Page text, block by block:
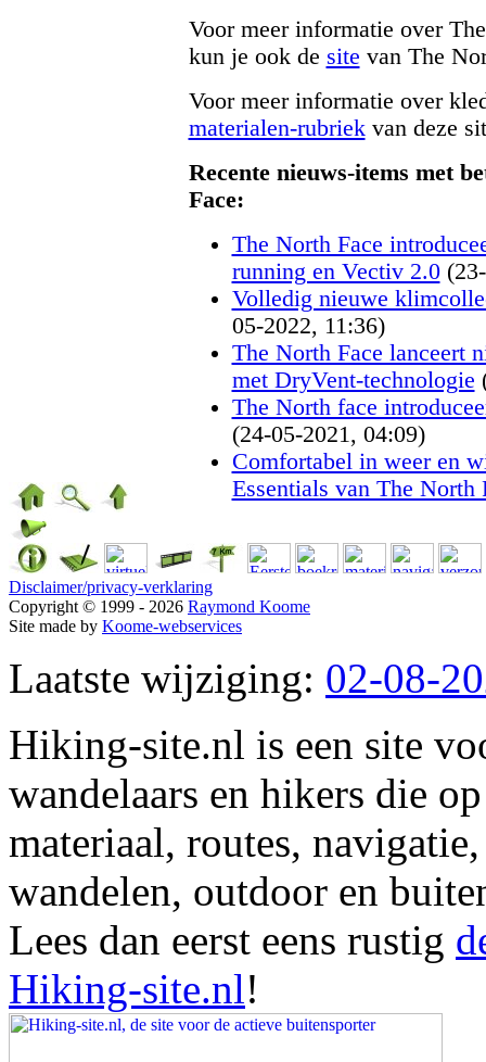
Voor meer informatie over
kun je ook de site van The
Voor meer informatie over
materialen-rubriekvan deze
Recente nieuws-items met
Face:
The North Face
running en Vectiv 2.0
Volledig nieuwe
05-2022, 11:36)
The North Face lanceert
met DryVent-technologie
The North face
(24-05-2021, 04:09)
Comfortabel in weer en
Essentials van The North
Disclaimer/privacy-verklaring
Copyright © 1999 - 2026 Raymond Koome
Site made by Koome-webservices
Laatste wijziging: 02-08-
Hiking-site.nl is een site
wandelaars en hikers die
materiaal, routes,
wandelen, outdoor en
Lees dan eerst eens rustig
Hiking-site.nl!